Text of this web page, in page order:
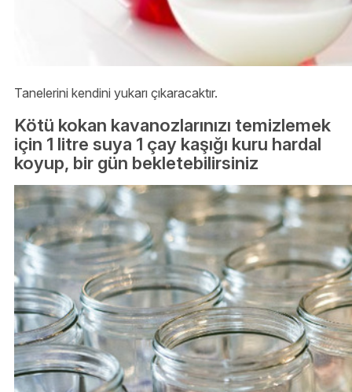
Tanelerini kendini yukarı çıkaracaktır.
Kötü kokan kavanozlarınızı temizlemek
için 1 litre suya 1 çay kaşığı kuru hardal
koyup, bir gün bekletebilirsiniz